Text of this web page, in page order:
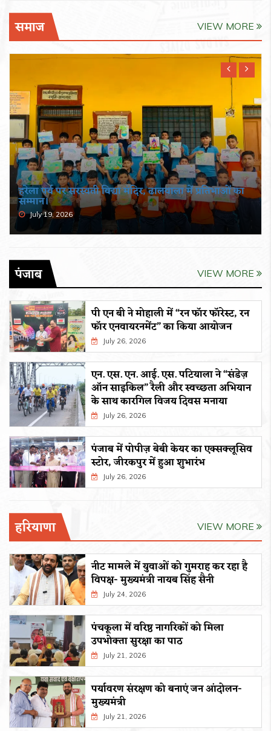
समाज VIEW MORE
हरेला पर्व पर सरस्वती विद्या मंदिर, ढालवाला में प्रतिभाओं का
सम्मान।
July 19, 2026
पंजाब VIEW MORE
पी एन बी ने मोहाली में “रन फॉर फॉरेस्ट, रन
फॉर एनवायरनमेंट” का किया आयोजन
July 26, 2026
एन. एस. एन. आई. एस. पटियाला ने “संडेज़
ऑन साइकिल” रैली और स्वच्छता अभियान
के साथ कारगिल विजय दिवस मनाया
July 26, 2026
पंजाब में पोपीज़ बेबी केयर का एक्सक्लूसिव
स्टोर, जीरकपुर में हुआ शुभारंभ
July 26, 2026
हरियाणा VIEW MORE
नीट मामले में युवाओं को गुमराह कर रहा है
विपक्ष- मुख्यमंत्री नायब सिंह सैनी
July 24, 2026
पंचकूला में वरिष्ठ नागरिकों को मिला
उपभोक्ता सुरक्षा का पाठ
July 21, 2026
पर्यावरण संरक्षण को बनाएं जन आंदोलन-
मुख्यमंत्री
July 21, 2026